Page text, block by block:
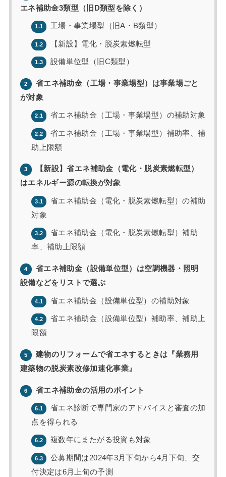
エネ補助金3類型（旧D類型を除く）
1.1 工場・事業場型（旧A・B類型）
1.2 【新設】電化・脱炭素燃転型
1.3 設備単位型（旧C類型）
2
省エネ補助金（工場・事業場型）は事業場ごと
が対象
2.1 省エネ補助金（工場・事業場型）の補助対象
2.2
省エネ補助金（工場・事業場型）補助率、補
助上限額
3
【新設】省エネ補助金（電化・脱炭素燃転型）
はエネルギー源の転換が対象
3.1
省エネ補助金（電化・脱炭素燃転型）の補助
対象
3.2
省エネ補助金（電化・脱炭素燃転型）補助
率、補助上限額
4
省エネ補助金（設備単位型）は空調機器・照明
設備などをリストで選ぶ
4.1 省エネ補助金（設備単位型）の補助対象
4.2
省エネ補助金（設備単位型）補助率、補助上
限額
5
建物のリフォームで省エネするときは『業務用
建築物の脱炭素改修加速化事業』
6 省エネ補助金の活用のポイント
6.1
省エネ診断で専門家のアドバイスと審査の加
点を得られる
6.2 複数年にまたがる投資も対象
6.3
公募期間は2024年3月下旬から4月下旬、交
付決定は6月上旬の予測